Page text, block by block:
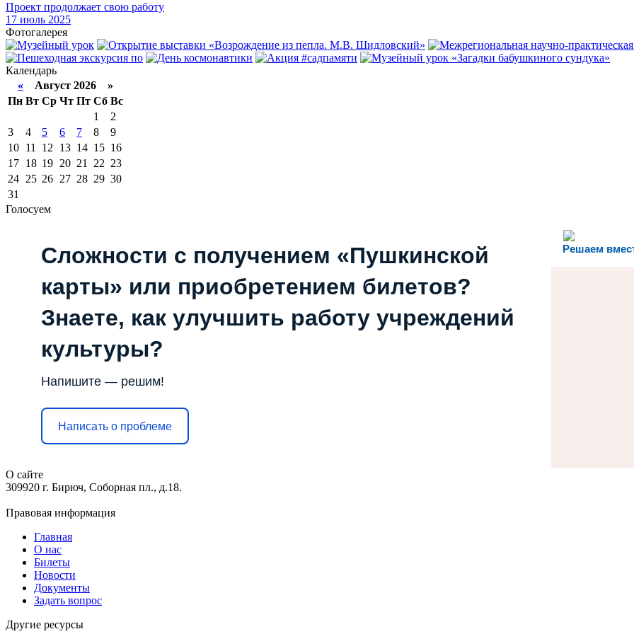
Проект продолжает свою работу
17 июль 2025
Фотогалерея
Календарь
« Август 2026 »
Пн Вт Ср Чт Пт Сб Вс
1
2
3
4 5 6 7 8
9
10 11 12 13 14 15 16
17 18 19 20 21 22 23
24 25 26 27 28 29 30
31
Голосуем
Решаем
Сложности с получением «Пушкинской
карты» или приобретением билетов?
Знаете, как улучшить работу учреждений
культуры?
Напишите — решим!
Написать о проблеме
О сайте
309920 г. Бирюч, Соборная пл., д.18.
Правовая информация
Главная
О нас
Билеты
Новости
Документы
Задать вопрос
Другие ресурсы